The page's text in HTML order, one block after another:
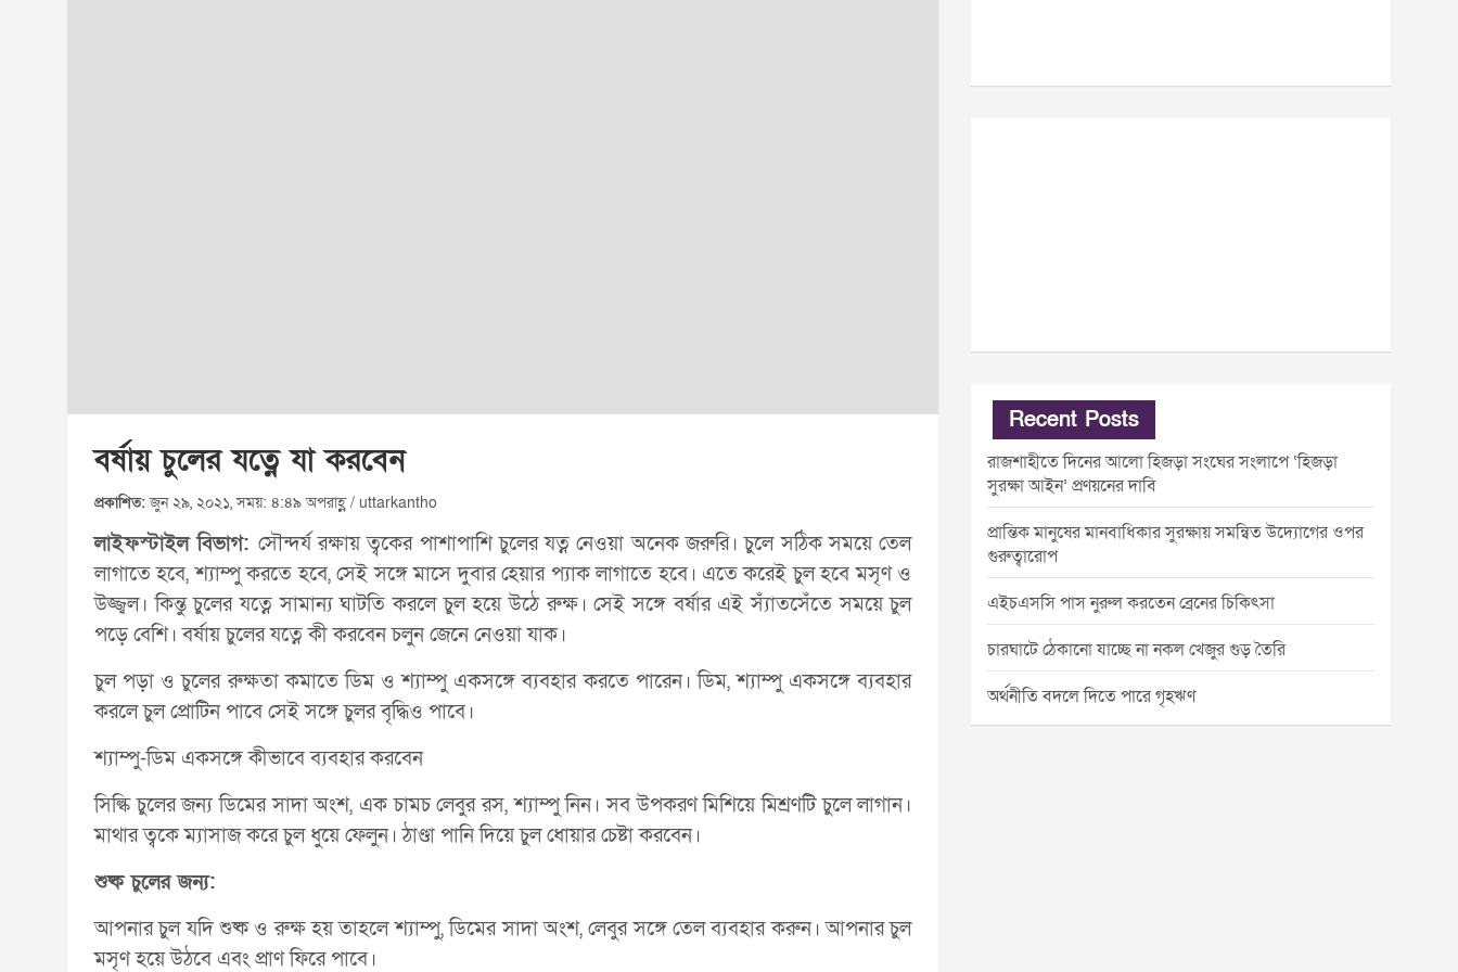
বর্ষায় চুলের যত্নে যা করবেন
প্রকাশিত:জুন ২৯, ২০২১, সময়: ৪:৪৯ অপরাহ্ণ / uttarkantho
লাইফস্টাইল বিভাগ: সৌন্দর্য রক্ষায় ত্বকের পাশাপাশি চুলের যত্ন নেওয়া অনেক জরুরি। চুলে সঠিক সময়ে তেল
লাগাতে হবে, শ্যাম্পু করতে হবে, সেই সঙ্গে মাসে দুবার হেয়ার প্যাক লাগাতে হবে। এতে করেই চুল হবে মসৃণ ও
উজ্জ্বল। কিন্তু চুলের যত্নে সামান্য ঘাটতি করলে চুল হয়ে উঠে রুক্ষ। সেই সঙ্গে বর্ষার এই স্যাঁতসেঁতে সময়ে চুল
পড়ে বেশি। বর্ষায় চুলের যত্নে কী করবেন চলুন জেনে নেওয়া যাক।
চুল পড়া ও চুলের রুক্ষতা কমাতে ডিম ও শ্যাম্পু একসঙ্গে ব্যবহার করতে পারেন। ডিম, শ্যাম্পু একসঙ্গে ব্যবহার
করলে চুল প্রোটিন পাবে সেই সঙ্গে ‍চুলর বৃদ্ধিও পাবে।
শ্যাম্পু-ডিম একসঙ্গে কীভাবে ব্যবহার করবেন
সিল্কি চুলের জন্য ডিমের সাদা অংশ, এক চামচ লেবুর রস, শ্যাম্পু নিন। সব উপকরণ মিশিয়ে মিশ্রণটি চুলে লাগান।
মাথার ত্বকে ম্যাসাজ করে চুল ধুয়ে ফেলুন। ঠাণ্ডা পানি দিয়ে চুল ধোয়ার চেষ্টা করবেন।
শুষ্ক চুলের জন্য:
আপনার চুল যদি শুষ্ক ও রুক্ষ হয় তাহলে শ্যাম্পু, ডিমের সাদা অংশ, লেবুর সঙ্গে তেল ব্যবহার করুন। আপনার চুল
মসৃণ হয়ে উঠবে এবং প্রাণ ফিরে পাবে।
Recent Posts
রাজশাহীতে দিনের আলো হিজড়া সংঘের সংলাপে ‘হিজড়া
সুরক্ষা আইন’ প্রণয়নের দাবি
প্রান্তিক মানুষের মানবাধিকার সুরক্ষায় সমন্বিত উদ্যোগের ওপর
গুরুত্বারোপ
এইচএসসি পাস নুরুল করতেন ব্রেনের চিকিৎসা
চারঘাটে ঠেকানো যাচ্ছে না নকল খেজুর গুড় তৈরি
অর্থনীতি বদলে দিতে পারে গৃহঋণ